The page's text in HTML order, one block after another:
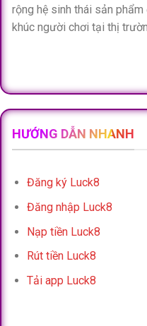
rộng hệ sinh thái sản
khúc người chơi tại thị
HƯỚNG DẪN NHANH
Đăng ký Luck8
Đăng nhập Luck8
Nạp tiền Luck8
Rút tiền Luck8
Tải app Luck8